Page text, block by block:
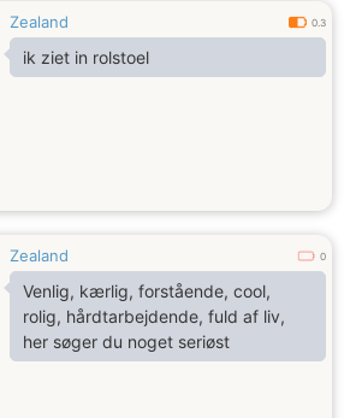
Zealand 0.3
ik ziet in rolstoel
Zealand 0
Venlig, kærlig, forstående, cool,
rolig, hårdtarbejdende, fuld af liv,
her søger du noget seriøst